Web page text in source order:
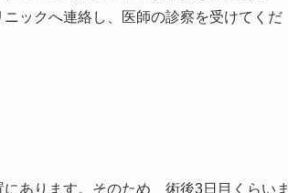
ックへ連絡し、医師の診察を受けてくだ
あります。そのため、術後3日目くらいま